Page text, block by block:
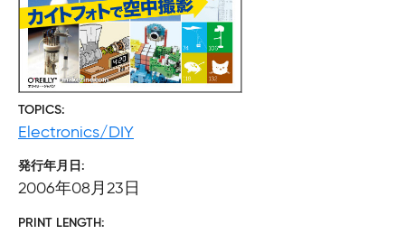
TOPICS
Electronics/DIY
発行年月日
2006年08月23日
PRINT LENGTH